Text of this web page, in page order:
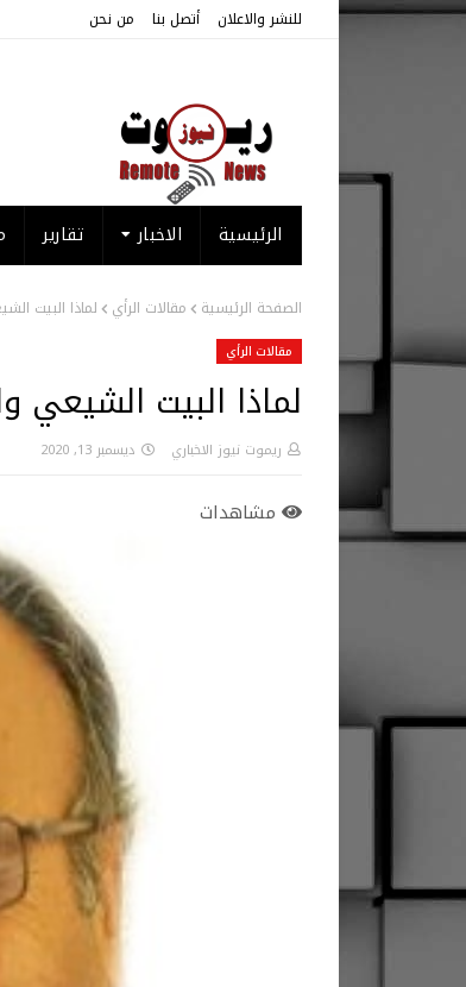
للنشر والاعلان أتصل بنا من نحن
الرئيسية الاخبار تقارير
الصفحة الرئيسية مقالات الرأي لماذا البيت
مقالات الرأي
لماذا البيت الشيعي
ريموت نيوز الاخباري ديسمبر 13, 2020
مشاهدات